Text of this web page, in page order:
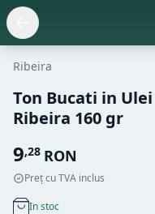
Ribeira
Ton Bucati in
Ribeira 160 gr
9,28 RON
Preț cu TVA inclus
In stoc